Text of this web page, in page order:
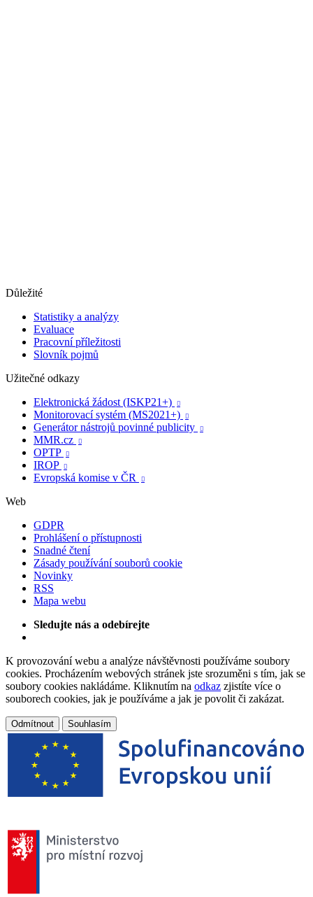
Důležité
Statistiky a analýzy
Evaluace
Pracovní příležitosti
Slovník pojmů
Užitečné odkazy
Elektronická žádost (ISKP21+)

Monitorovací systém (MS2021+) 
Generátor nástrojů povinné publicity 
MMR.cz 
OPTP 
IROP 
Evropská komise v ČR 
Web
GDPR
Prohlášení o přístupnosti
Snadné čtení
Zásady používání souborů cookie
Novinky
RSS
Mapa webu
Sledujte nás a odebírejte
K provozování webu a analýze návštěvnosti používáme soubory
cookies. Procházením webových stránek jste srozuměni s tím, jak se
soubory cookies nakládáme. Kliknutím na odkaz zjistíte více o
souborech cookies, jak je používáme a jak je povolit či zakázat.
Odmítnout Souhlasím